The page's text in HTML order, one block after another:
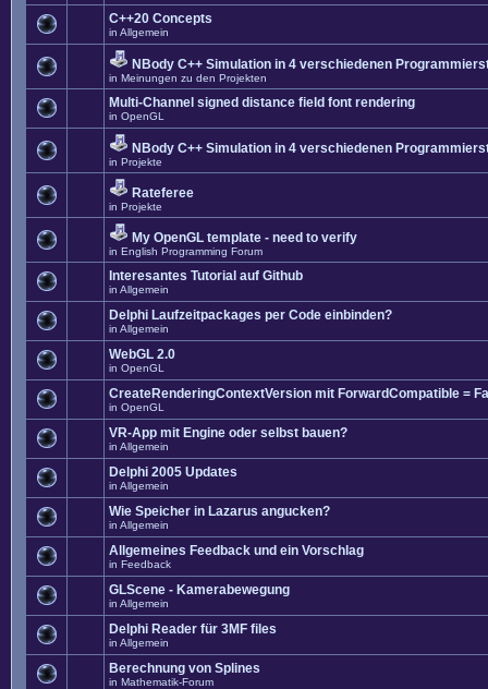
C++20 Concepts
in Allgemein
NBody C++ Simulation in 4 verschiedenen
in Meinungen zu den Projekten
Multi-Channel signed distance field font rendering
in OpenGL
NBody C++ Simulation in 4 verschiedenen
in Projekte
Rateferee
in Projekte
My OpenGL template - need to verify
in English Programming Forum
Interesantes Tutorial auf Github
in Allgemein
Delphi Laufzeitpackages per Code einbinden?
in Allgemein
WebGL 2.0
in OpenGL
CreateRenderingContextVersion mit ForwardCompatible =
in OpenGL
VR-App mit Engine oder selbst bauen?
in Allgemein
Delphi 2005 Updates
in Allgemein
Wie Speicher in Lazarus angucken?
in Allgemein
Allgemeines Feedback und ein Vorschlag
in Feedback
GLScene - Kamerabewegung
in Allgemein
Delphi Reader für 3MF files
in Allgemein
Berechnung von Splines
in Mathematik-Forum